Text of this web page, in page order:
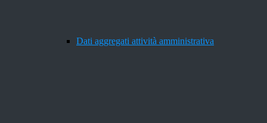
Dati aggregati attività amministrativa